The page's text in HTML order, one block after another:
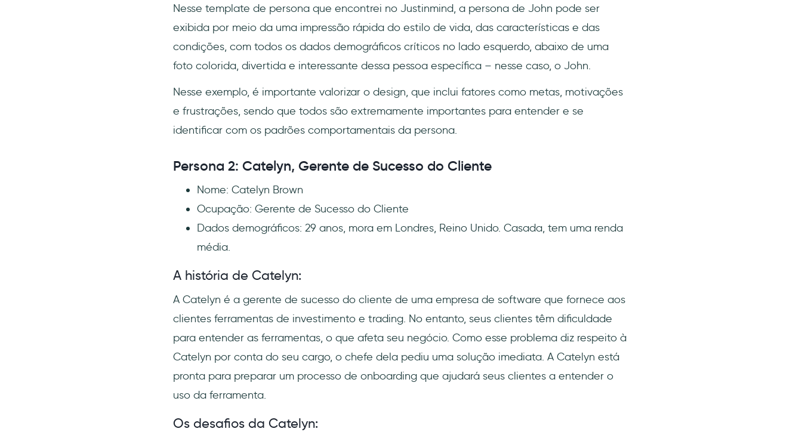
Nesse template de persona que encontrei no Justinmind, a persona de John pode ser
exibida por meio da uma impressão rápida do estilo de vida, das características e das
condições, com todos os dados demográficos críticos no lado esquerdo, abaixo de uma
foto colorida, divertida e interessante dessa pessoa específica – nesse caso, o John.
Nesse exemplo, é importante valorizar o design, que inclui fatores como metas, motivações
e frustrações, sendo que todos são extremamente importantes para entender e se
identificar com os padrões comportamentais da persona.
Persona 2: Catelyn, Gerente de Sucesso do Cliente
Nome: Catelyn Brown
Ocupação: Gerente de Sucesso do Cliente
Dados demográficos: 29 anos, mora em Londres, Reino Unido. Casada, tem uma renda
média.
A história de Catelyn:
A Catelyn é a gerente de sucesso do cliente de uma empresa de software que fornece aos
clientes ferramentas de investimento e trading. No entanto, seus clientes têm dificuldade
para entender as ferramentas, o que afeta seu negócio. Como esse problema diz respeito à
Catelyn por conta do seu cargo, o chefe dela pediu uma solução imediata. A Catelyn está
pronta para preparar um processo de onboarding que ajudará seus clientes a entender o
uso da ferramenta.
Os desafios da Catelyn: